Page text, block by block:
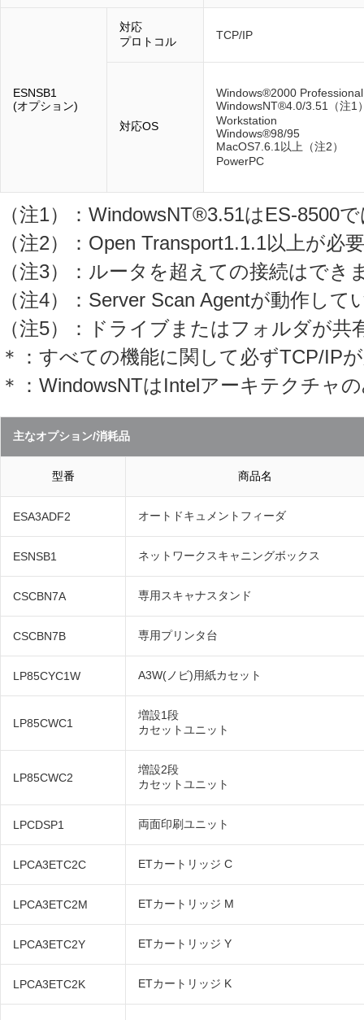
ESNSB1
(オプション)
対応
プロトコル
TCP/IP
対応OS
Windows®2000 Professional
WindowsNT®4.0/3.51（注1
Workstation
Windows®98/95
MacOS7.6.1以上（注2）
PowerPC
（注1）：WindowsNT®3.51はES-8500
（注2）：Open Transport1.1.1以上が必
（注3）：ルータを超えての接続はでき
（注4）：Server Scan Agentが動作して
（注5）：ドライブまたはフォルダが
＊：すべての機能に関して必ずTCP/IP
＊：WindowsNTはIntelアーキテクチャ
主なオプション/消耗品
型番 商品名
ESA3ADF2 オートドキュメントフィーダ
ESNSB1 ネットワークスキャニングボックス
CSCBN7A 専用スキャナスタンド
CSCBN7B 専用プリンタ台
LP85CYC1W A3W(ノビ)用紙カセット
LP85CWC1
増設1段
カセットユニット
LP85CWC2
増設2段
カセットユニット
LPCDSP1 両面印刷ユニット
LPCA3ETC2C ETカートリッジ C
LPCA3ETC2M ETカートリッジ M
LPCA3ETC2Y ETカートリッジ Y
LPCA3ETC2K ETカートリッジ K